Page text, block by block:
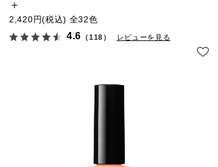
＋
2,420円(税込) 全32色
4.6 （118） レビューを見る